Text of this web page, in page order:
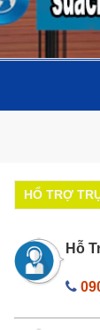
HỔ TRỢ
Hỗ